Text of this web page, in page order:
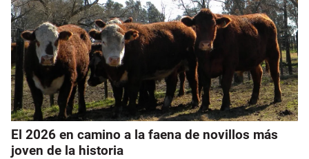
El 2026 en camino a la faena de novillos más
joven de la historia